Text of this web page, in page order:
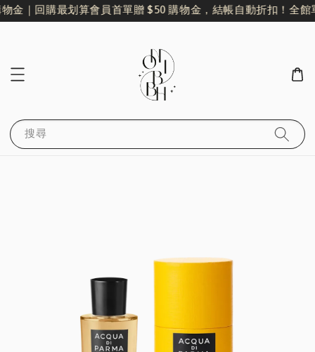
｜回購最划算會員首單贈 $50 購物金，結帳自動折扣！ 全館
搜尋